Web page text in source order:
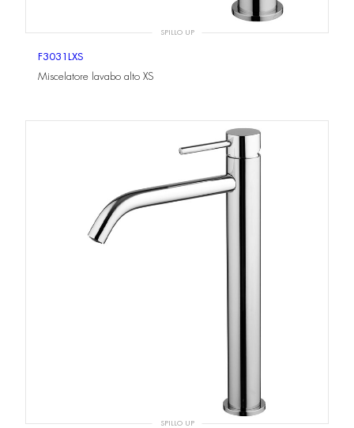
SPILLO UP
F3031LXS
Miscelatore lavabo alto XS
SPILLO UP